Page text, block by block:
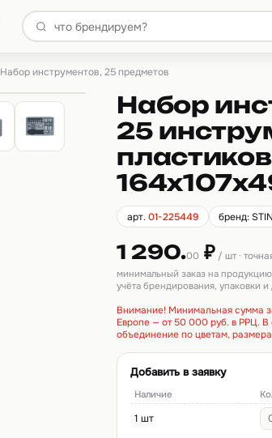
Набор инструментов, 25 предметов
Набор
25
арт.01-225449 бренд:
1 290.00 ₽ / шт ·
минимальный заказ на
учёта брендирования, упаковки и
Внимание! Минимальная сумма
Европе — от 50 000 руб. в РРЦ.
объединение по цветам,
Добавить в заявку
Наличие
1 шт